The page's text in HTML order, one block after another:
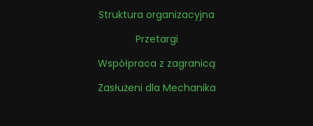
Struktura organizacyjna
Przetargi
Współpraca z zagranicą
Zasłużeni dla Mechanika